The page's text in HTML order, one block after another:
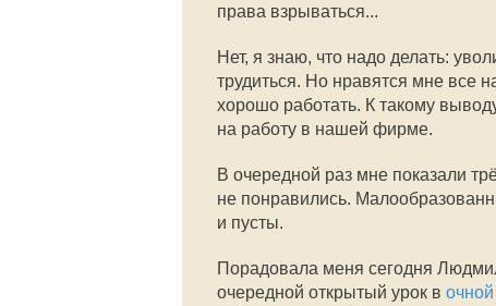
права взрываться...
Нет, я знаю, что надо делать:
трудиться. Но нравятся мне все
хорошо работать. К такому
на работу в нашей фирме.
В очередной раз мне показали
не понравились.
и пусты.
Порадовала меня сегодня
очередной открытый урок в